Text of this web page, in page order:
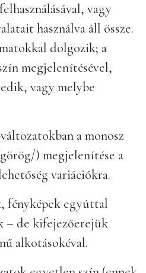
vagy
használva áll össze.
dolgozik; a
megjelenítésével,
vagy melybe
a monosz
) megjelenítése a
variációkra.
fényképek egyúttal
– de kifejezőerejük
alkotásokéval.